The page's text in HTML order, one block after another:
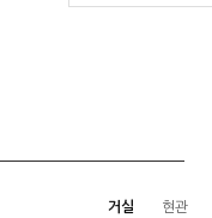
거실 현관